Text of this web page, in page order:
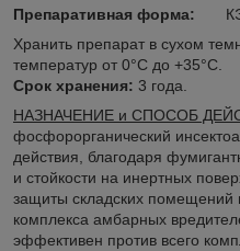
Препаративная форма:
Хранить препарат в сухом
температур от 0°С до +35°С.
Срок хранения: 3 года.
НАЗНАЧЕНИЕ и СПОСОБ
фосфорорганический
действия, благодаря
и стойкости на инертных
защиты складских помещений
комплекса амбарных
эффективен против всего